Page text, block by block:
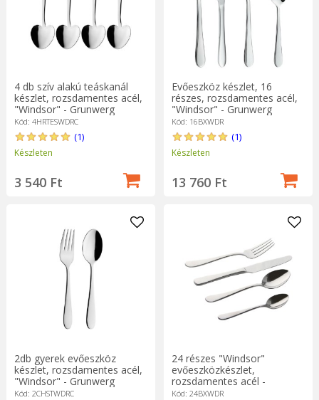
4 db szív alakú teáskanál
készlet, rozsdamentes acél,
"Windsor" - Grunwerg
Kód: 4HRTESWDRC
(1)
Készleten
3 540 Ft
Evőeszköz készlet, 16
részes, rozsdamentes acél,
"Windsor" - Grunwerg
Kód: 16BXWDR
(1)
Készleten
13 760 Ft
2db gyerek evőeszköz
készlet, rozsdamentes acél,
"Windsor" - Grunwerg
Kód: 2CHSTWDRC
24 részes "Windsor"
evőeszközkészlet,
rozsdamentes acél -
Grunwerg
Kód: 24BXWDR